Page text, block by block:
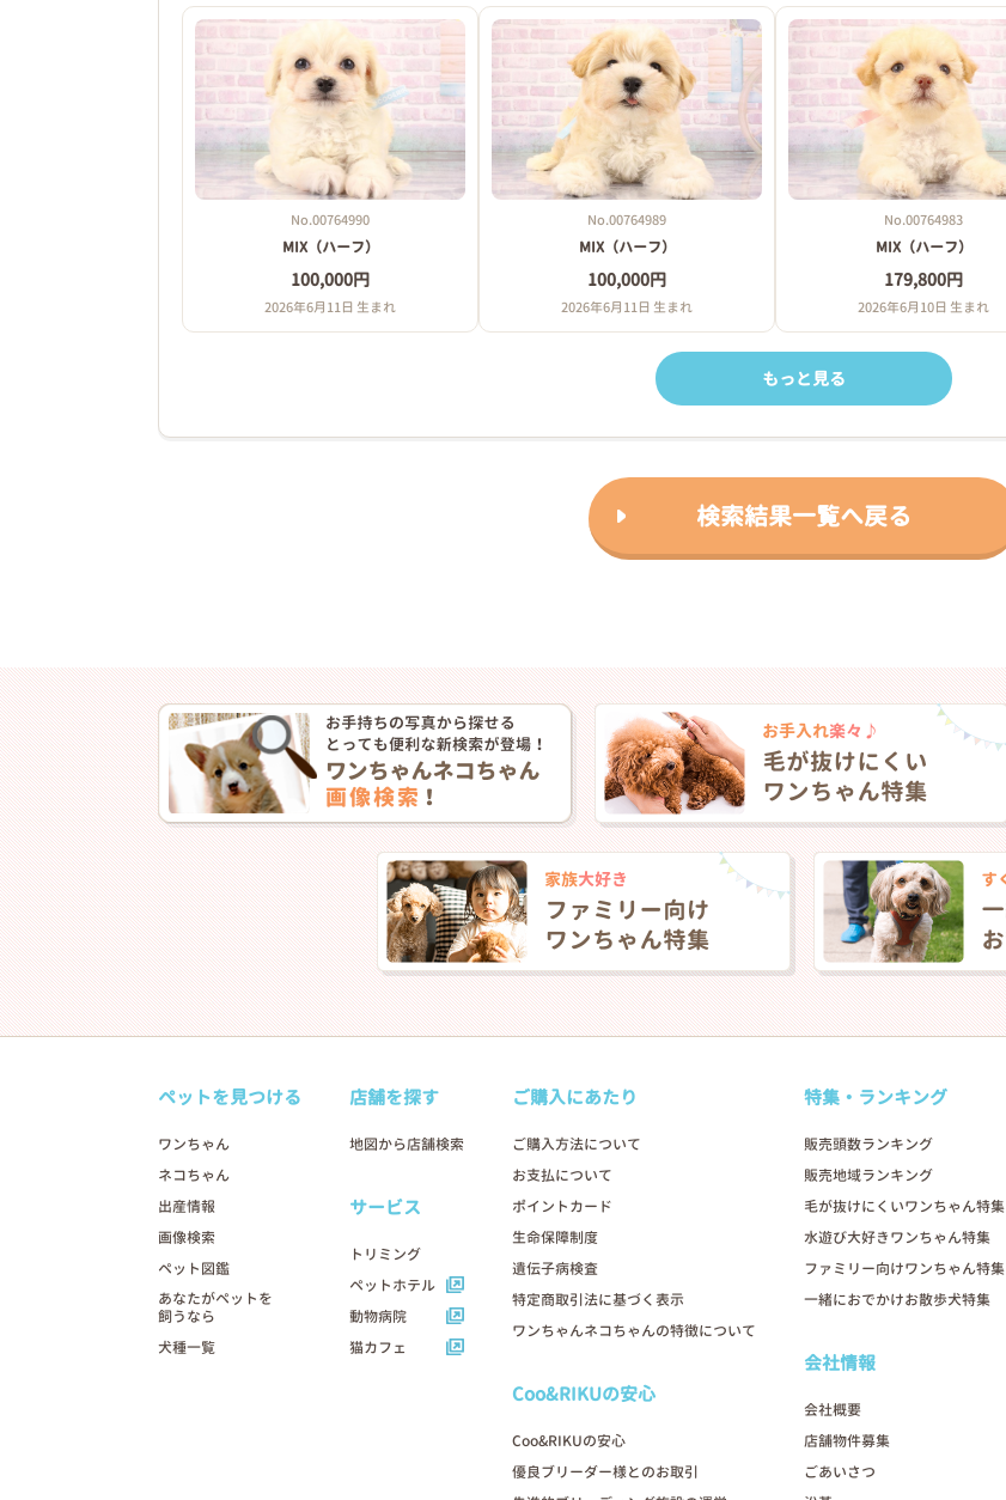
No.00764990
MIX（ハーフ）
100,000円
2026年6月11日 生まれ
No.00764989
MIX（ハーフ）
100,000円
2026年6月11日 生まれ
No.00764983
MIX（ハーフ）
179,800円
2026年6月10日 生まれ
もっと見る
検索結果一覧へ戻る
ペットを見つける
ワンちゃん
ネコちゃん
出産情報
画像検索
ペット図鑑
あなたがペットを
飼うなら
犬種一覧
店舗を探す
地図から店舗検索
サービス
トリミング
ペットホテル
動物病院
猫カフェ
ご購入にあたり
ご購入方法について
お支払について
ポイントカード
生命保障制度
遺伝子病検査
特定商取引法に基づく表示
ワンちゃんネコちゃんの特徴について
Coo&RIKUの安心
Coo&RIKUの安心
優良ブリーダー様とのお取引
特集・ランキング
販売頭数ランキング
販売地域ランキング
毛が抜けにくいワンちゃん特集
水遊び大好きワンちゃん特集
ファミリー向けワンちゃん特集
一緒におでかけお散歩犬特集
会社情報
会社概要
店舗物件募集
ごあいさつ